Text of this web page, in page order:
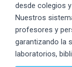
desde colegios
Nuestros
profesores y
garantizando la
laboratorios,